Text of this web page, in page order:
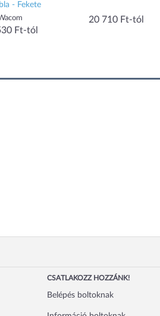
- Fekete
Ft-tól
20 710 Ft-tól
CSATLAKOZZ HOZZÁNK!
Belépés boltoknak